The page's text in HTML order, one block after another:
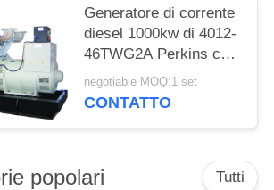
Generatore di corrente
diesel 1000kw di 4012-
46TWG2A Perkins con
l'alternatore di
Stamford
negotiable MOQ:1 set
CONTATTO
popolari Tutti